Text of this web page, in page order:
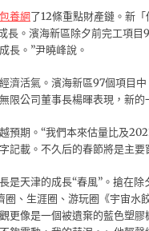
包養網了12條重點財產鏈。新
長。濱海新區除夕前完工項
長。”尹曉峰說。
濟活氣。濱海新區97個項目
限公司董事長楊暉表現，新
預期。“我們本來估量比及
記載。不久后的春節將是主
是天津的成長“春風”。搶在
圈、生涯圈、游玩圈《宇宙
更像是一個被遺棄的藍色塑